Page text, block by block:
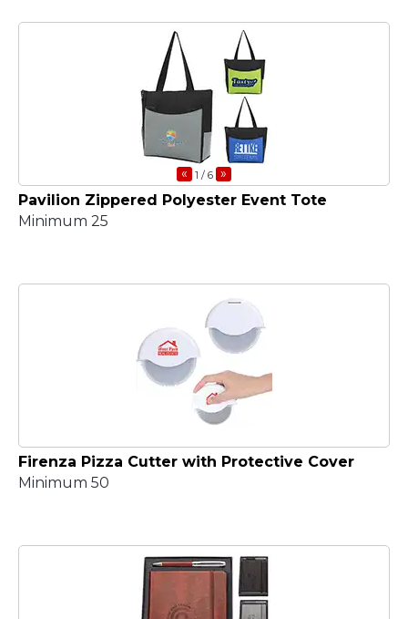
« 1 / 6 »
Pavilion Zippered Polyester Event Tote
Minimum 25
Firenza Pizza Cutter with Protective Cover
Minimum 50